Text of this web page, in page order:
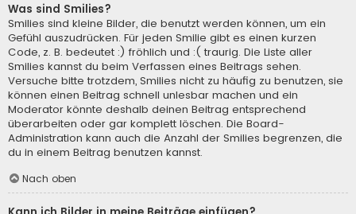
Was sind Smilies?
Smilies sind kleine Bilder, die benutzt werden können, um ein
Gefühl auszudrücken. Für jeden Smilie gibt es einen kurzen
Code, z. B. bedeutet :) fröhlich und :( traurig. Die Liste aller
Smilies kannst du beim Verfassen eines Beitrags sehen.
Versuche bitte trotzdem, Smilies nicht zu häufig zu benutzen, sie
können einen Beitrag schnell unlesbar machen und ein
Moderator könnte deshalb deinen Beitrag entsprechend
überarbeiten oder gar komplett löschen. Die Board-
Administration kann auch die Anzahl der Smilies begrenzen, die
du in einem Beitrag benutzen kannst.
Nach oben